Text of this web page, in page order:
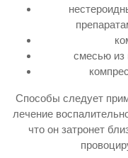
смесью из
Способы следует
лечение
что он затронет